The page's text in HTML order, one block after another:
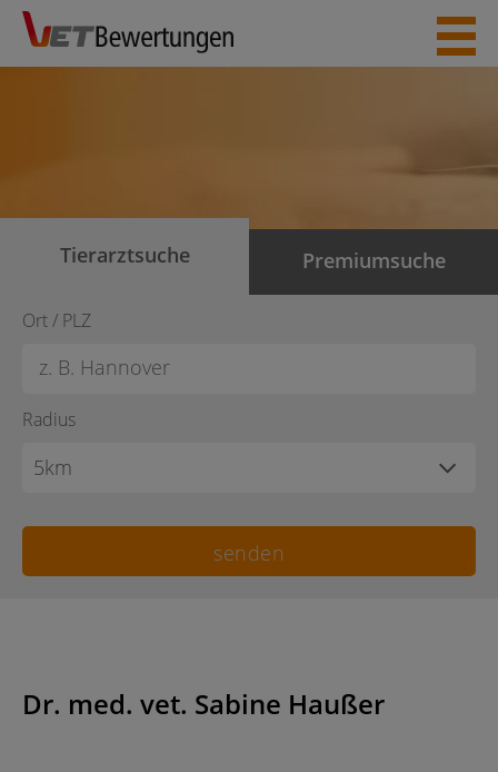
Skip
content
Tierarztsuche Premiumsuche
Ort / PLZ
Radius
Dr. med. vet. Sabine Haußer